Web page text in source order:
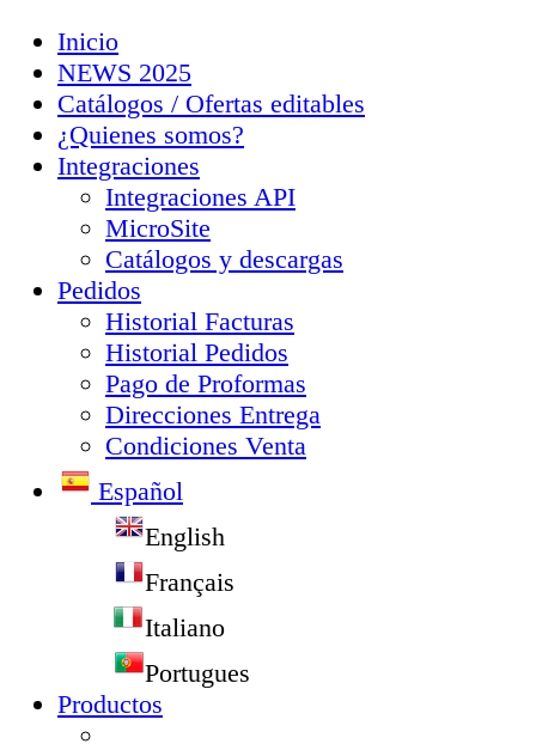
Inicio
NEWS 2025
Catálogos / Ofertas editables
¿Quienes somos?
Integraciones
Integraciones API
MicroSite
Catálogos y descargas
Pedidos
Historial Facturas
Historial Pedidos
Pago de Proformas
Direcciones Entrega
Condiciones Venta
Español
English
Français
Italiano
Portugues
Productos